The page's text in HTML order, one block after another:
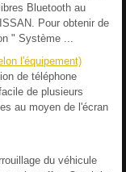
Bluetooth au
Pour obtenir de
" Système ...
l'équipement)
de téléphone
de plusieurs
au moyen de l'écran
du véhicule